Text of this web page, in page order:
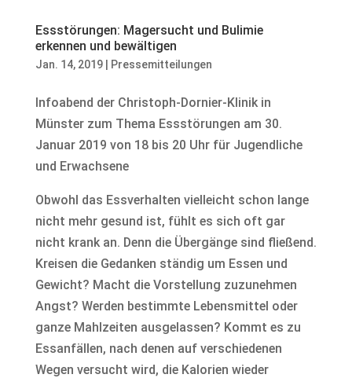
Essstörungen: Magersucht und Bulimie
erkennen und bewältigen
Jan. 14, 2019| Pressemitteilungen
Infoabend der Christoph-Dornier-Klinik in
Münster zum Thema Essstörungen am 30.
Januar 2019 von 18 bis 20 Uhr für Jugendliche
und Erwachsene
Obwohl das Essverhalten vielleicht schon lange
nicht mehr gesund ist, fühlt es sich oft gar
nicht krank an. Denn die Übergänge sind fließend.
Kreisen die Gedanken ständig um Essen und
Gewicht? Macht die Vorstellung zuzunehmen
Angst? Werden bestimmte Lebensmittel oder
ganze Mahlzeiten ausgelassen? Kommt es zu
Essanfällen, nach denen auf verschiedenen
Wegen versucht wird, die Kalorien wieder